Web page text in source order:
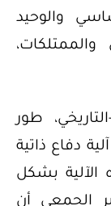
والوحيد
طور
دفاع ذاتية
بشكل
الجمعي أن